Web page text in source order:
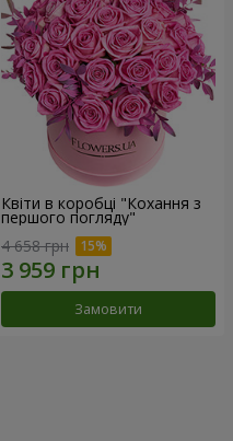
Квіти в коробці "Кохання з
першого погляду"
4 658 грн
Замовити